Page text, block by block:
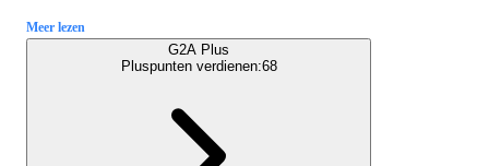
Meer lezen
G2A Plus
Pluspunten verdienen:68